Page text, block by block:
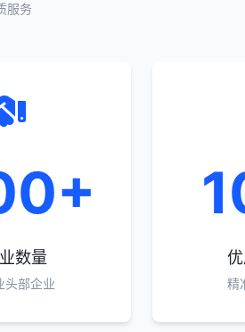
服务
数量
头部企业 精